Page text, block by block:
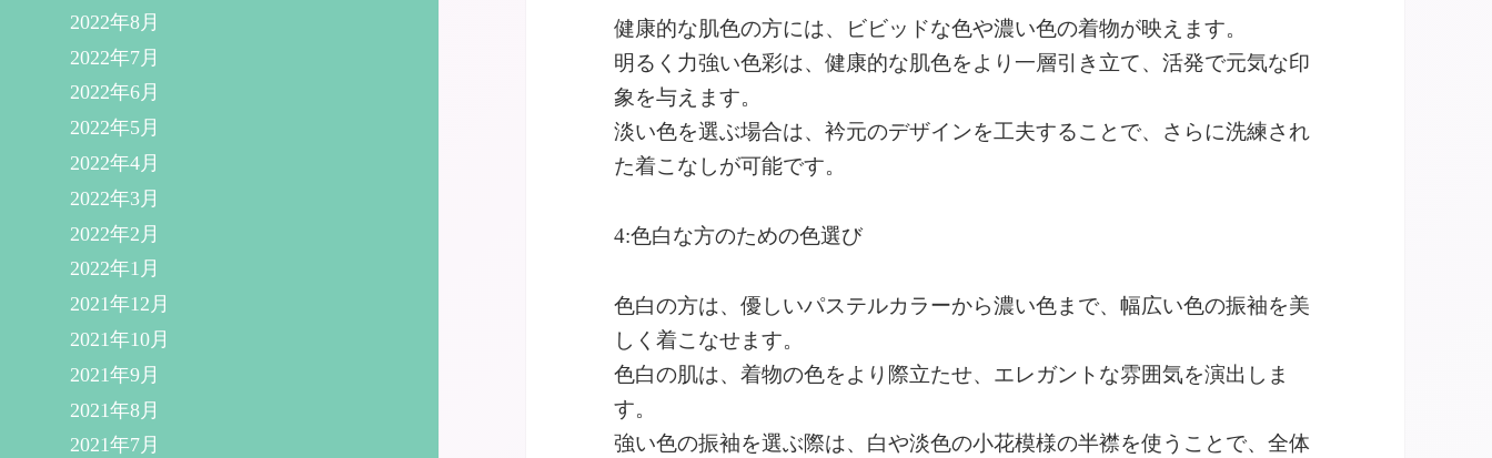
2022年8月
2022年7月
2022年6月
2022年5月
2022年4月
2022年3月
2022年2月
2022年1月
2021年12月
2021年10月
2021年9月
2021年8月
2021年7月
健康的な肌色の方には、ビビッドな色や濃い色の着物が映えます。
明るく力強い色彩は、健康的な肌色をより一層引き立て、活発で元気な印
象を与えます。
淡い色を選ぶ場合は、衿元のデザインを工夫することで、さらに洗練され
た着こなしが可能です。
4:色白な方のための色選び
色白の方は、優しいパステルカラーから濃い色まで、幅広い色の振袖を美
しく着こなせます。
色白の肌は、着物の色をより際立たせ、エレガントな雰囲気を演出しま
す。
強い色の振袖を選ぶ際は、白や淡色の小花模様の半襟を使うことで、全体